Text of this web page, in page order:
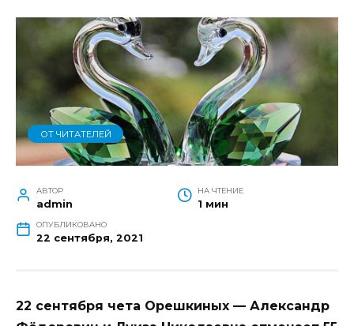
ОТ ЧИТАТЕЛЕЙ
АВТОР
admin
НА ЧТЕНИЕ
1 мин
ОПУБЛИКОВАНО
22 сентября, 2021
22 сентября чета Орешкиных — Александр